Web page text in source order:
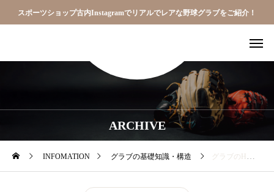
スポーツショップ古内Instagramでリアルでレアな野球グラブをご紹介！
ARCHIVE
INFOMATION グラブの基礎知識・構造 グラブのHウェブとクロスウェブはどう違う？捕球感で選ぶ